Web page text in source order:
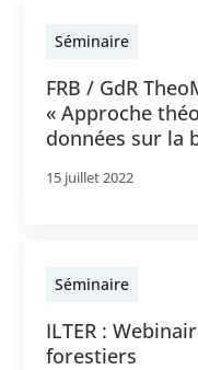
Séminaire
FRB / GdR
« Approche
données sur la
15 juillet 2022
Séminaire
ILTER :
forestiers